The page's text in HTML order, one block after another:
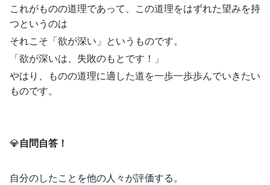
これがものの道理であって、この道理をはずれた望みを持
つというのは
それこそ「欲が深い」というものです。
「欲が深いは、失敗のもとです！」
やはり、ものの道理に適した道を一歩一歩歩んでいきたい
ものです。
💎自問自答！
自分のしたことを他の人々が評価する。